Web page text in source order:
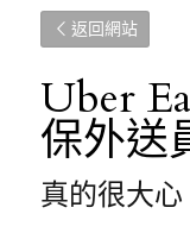
返回網站
Uber
保外送
真的很大心